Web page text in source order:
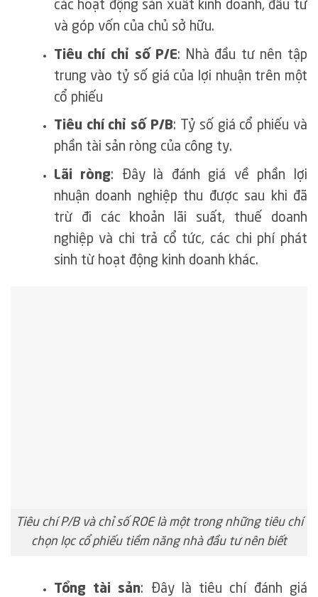
các hoạt động sản xuất kinh doanh, đầu tư
và góp vốn của chủ sở hữu.
Tiêu chí chỉ số P/E: Nhà đầu tư nên tập
trung vào tỷ số giá của lợi nhuận trên một
cổ phiếu
Tiêu chí chỉ số P/B: Tỷ số giá cổ phiếu và
phần tài sản ròng của công ty.
Lãi ròng: Đây là đánh giá về phần lợi
nhuận doanh nghiệp thu được sau khi đã
trừ đi các khoản lãi suất, thuế doanh
nghiệp và chi trả cổ tức, các chi phí phát
sinh từ hoạt động kinh doanh khác.
Tiêu chí P/B và chỉ số ROE là một trong những tiêu chí
chọn lọc cổ phiếu tiềm năng nhà đầu tư nên biết
Tổng tài sản: Đây là tiêu chí đánh giá